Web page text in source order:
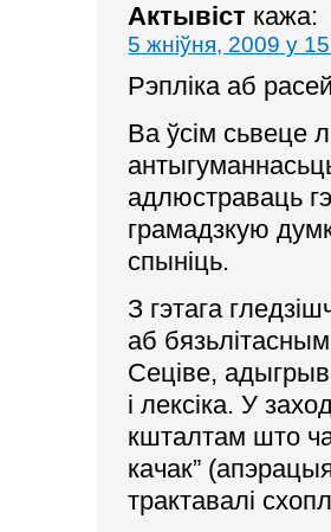
Актывіст кажа:
5 жніўня, 2009 у
Рэпліка аб
Ва ўсім сьвеце
адлюстраваць
грамадзкую
спыніць.
З гэтага
аб
Сеціве,
і лексіка. У
кшталтам што
качак”
трактавалі